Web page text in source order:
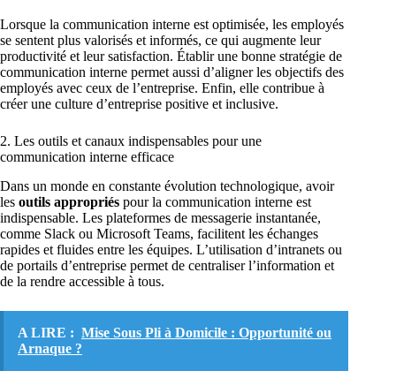
Lorsque la communication interne est optimisée, les employés
se sentent plus valorisés et informés, ce qui augmente leur
productivité et leur satisfaction. Établir une bonne stratégie de
communication interne permet aussi d’aligner les objectifs des
employés avec ceux de l’entreprise. Enfin, elle contribue à
créer une culture d’entreprise positive et inclusive.
2. Les outils et canaux indispensables pour une
communication interne efficace
Dans un monde en constante évolution technologique, avoir
les outils appropriés pour la communication interne est
indispensable. Les plateformes de messagerie instantanée,
comme Slack ou Microsoft Teams, facilitent les échanges
rapides et fluides entre les équipes. L’utilisation d’intranets ou
de portails d’entreprise permet de centraliser l’information et
de la rendre accessible à tous.
A LIRE : Mise Sous Pli à Domicile : Opportunité ou
Arnaque ?